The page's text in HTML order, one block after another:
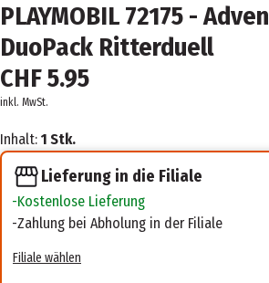
PLAYMOBIL 72175 -
DuoPack Ritterduell
CHF 5.95
inkl. MwSt.
Inhalt: 1 Stk.
Lieferung in die Filiale
Kostenlose Lieferung
Zahlung bei Abholung in der Filiale
Filiale wählen